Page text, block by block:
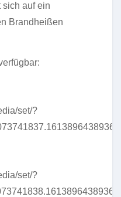
sich auf ein
Brandheißen
set/?
set/?